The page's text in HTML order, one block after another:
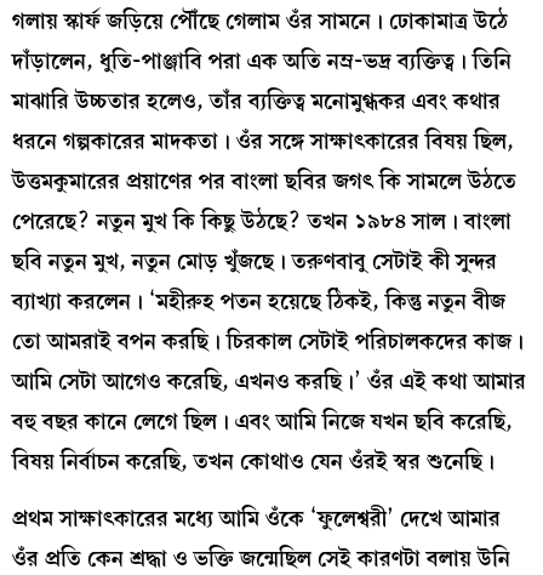
গলায় স্কার্ফ জড়িয়ে পৌঁছে গেলাম ওঁর সামনে। ঢোকামাত্র উঠে
দাঁড়ালেন, ধুতি-পাঞ্জাবি পরা এক অতি নম্র-ভদ্র ব্যক্তিত্ব। তিনি
মাঝারি উচ্চতার হলেও, তাঁর ব্যক্তিত্ব মনোমুগ্ধকর এবং কথার
ধরনে গল্পকারের মাদকতা। ওঁর সঙ্গে সাক্ষাৎকারের বিষয় ছিল,
উত্তমকুমারের প্রয়াণের পর বাংলা ছবির জগৎ কি সামলে উঠতে
পেরেছে? নতুন মুখ কি কিছু উঠছে? তখন ১৯৮৪ সাল। বাংলা
ছবি নতুন মুখ, নতুন মোড় খুঁজছে। তরুণবাবু সেটাই কী সুন্দর
ব্যাখ্যা করলেন। ‘মহীরুহ পতন হয়েছে ঠিকই, কিন্তু নতুন বীজ
তো আমরাই বপন করছি। চিরকাল সেটাই পরিচালকদের কাজ।
আমি সেটা আগেও করেছি, এখনও করছি।’ ওঁর এই কথা আমার
বহু বছর কানে লেগে ছিল। এবং আমি নিজে যখন ছবি করেছি,
বিষয় নির্বাচন করেছি, তখন কোথাও যেন ওঁরই স্বর শুনেছি।
প্রথম সাক্ষাৎকারের মধ্যে আমি ওঁকে ‘ফুলেশ্বরী’ দেখে আমার
ওঁর প্রতি কেন শ্রদ্ধা ও ভক্তি জন্মেছিল সেই কারণটা বলায় উনি